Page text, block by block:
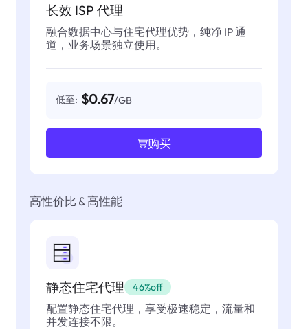
长效 ISP 代理
融合数据中心与住宅代理优势，纯净 IP 通
道，业务场景独立使用。
低至: $0.67/GB
购买
高性价比 & 高性能
静态住宅代理 46%off
配置静态住宅代理，享受极速稳定，流量和
并发连接不限。